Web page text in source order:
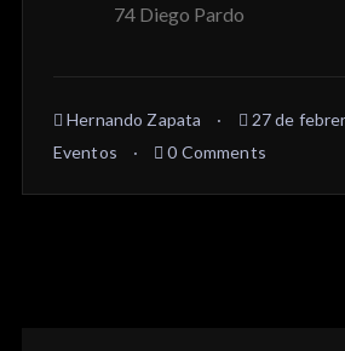
74 Diego Pardo
Hernando Zapata
27 de
Eventos
0 Comments